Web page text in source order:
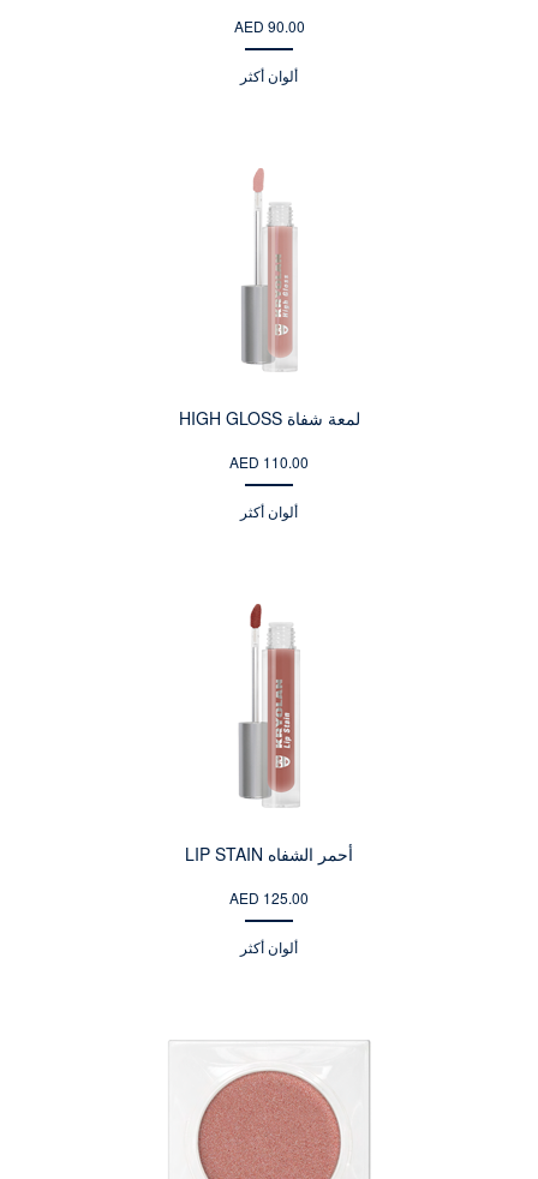
AED 90.00
ألوان أكثر
لمعة شفاة HIGH GLOSS
AED 110.00
ألوان أكثر
أحمر الشفاه LIP STAIN
AED 125.00
ألوان أكثر